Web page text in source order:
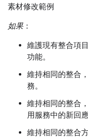
素材修改範例
如果：
維護現有整合項
功能。
維持相同的整合
務。
維持相同的整合
用服務中的新回應
維持相同的整合